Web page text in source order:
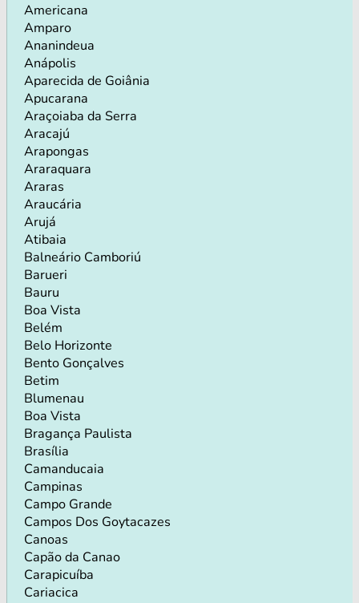
Americana
Amparo
Ananindeua
Anápolis
Aparecida de Goiânia
Apucarana
Araçoiaba da Serra
Aracajú
Arapongas
Araraquara
Araras
Araucária
Arujá
Atibaia
Balneário Camboriú
Barueri
Bauru
Boa Vista
Belém
Belo Horizonte
Bento Gonçalves
Betim
Blumenau
Boa Vista
Bragança Paulista
Brasília
Camanducaia
Campinas
Campo Grande
Campos Dos Goytacazes
Canoas
Capão da Canao
Carapicuíba
Cariacica